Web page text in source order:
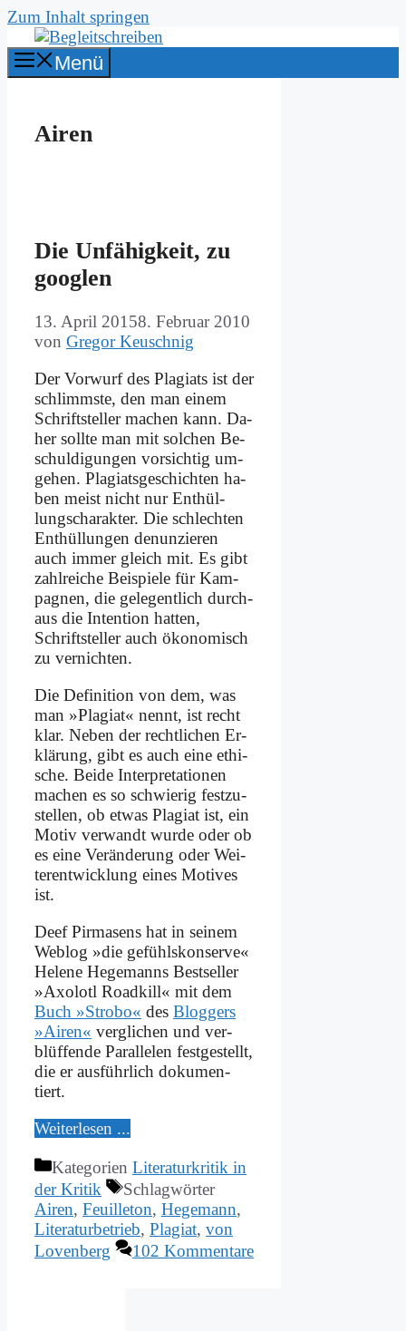
Zum Inhalt springen
Menü
Airen
Die Un­fä­hig­keit, zu
goog­len
13. April 20158. Februar 2010
von Gregor Keuschnig
Der Vor­wurf des Pla­gi­ats ist der
schlimm­ste, den man ei­nem
Schrift­stel­ler ma­chen kann. Da­
her soll­te man mit sol­chen Be­
schul­di­gun­gen vor­sich­tig um­
ge­hen. Pla­gi­ats­ge­schich­ten ha­
ben meist nicht nur Ent­hül­
lungs­cha­rak­ter. Die schlech­ten
Ent­hül­lun­gen de­nun­zie­ren
auch im­mer gleich mit. Es gibt
zahl­rei­che Bei­spie­le für Kam­
pa­gnen, die ge­le­gent­lich durch­
aus die In­ten­ti­on hat­ten,
Schrift­stel­ler auch öko­no­misch
zu ver­nich­ten.
Die De­fi­ni­ti­on von dem, was
man »Pla­gi­at« nennt, ist recht
klar. Ne­ben der recht­li­chen Er­
klä­rung, gibt es auch ei­ne ethi­
sche. Bei­de In­ter­pre­ta­tio­nen
ma­chen es so schwie­rig fest­zu­
stel­len, ob et­was Pla­gi­at ist, ein
Mo­tiv ver­wandt wur­de oder ob
es ei­ne Ver­än­de­rung oder Wei­
ter­ent­wick­lung ei­nes Mo­ti­ves
ist.
Deef Pir­ma­sens hat in sei­nem
Web­log »die ge­fühls­kon­ser­ve«
He­le­ne He­ge­manns Best­sel­ler
»Axolotl Road­kill« mit dem
Buch »Stro­bo« des Blog­gers
»Ai­ren« ver­gli­chen und ver­
blüf­fen­de Par­al­le­len fest­ge­stellt,
die er aus­führ­lich do­ku­men­
tiert.
Wei­ter­le­sen ...
Kategorien Literaturkritik in
der Kritik
Schlagwörter
Airen, Feuilleton, Hegemann,
Literaturbetrieb, Plagiat, von
Lovenberg
102 Kommentare